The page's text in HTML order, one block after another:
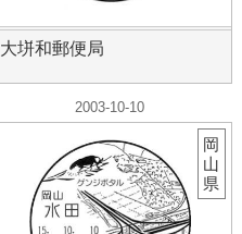
大垪和郵便局
2003-10-10
岡
山
県